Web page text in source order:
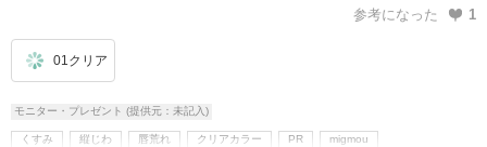
参考になった 1
01クリア
モニター・プレゼント (提供元：未記入)
くすみ 縦じわ 唇荒れ クリアカラー PR migmou